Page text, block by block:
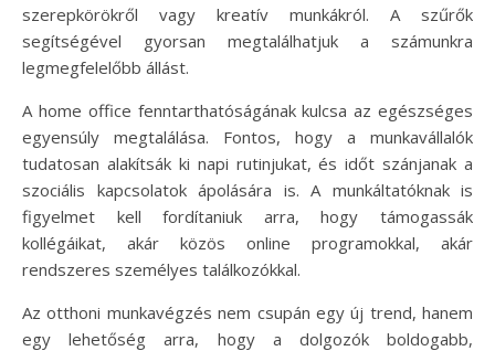
szerepkörökről vagy kreatív munkákról. A szűrők
segítségével gyorsan megtalálhatjuk a számunkra
legmegfelelőbb állást.
A home office fenntarthatóságának kulcsa az egészséges
egyensúly megtalálása. Fontos, hogy a munkavállalók
tudatosan alakítsák ki napi rutinjukat, és időt szánjanak a
szociális kapcsolatok ápolására is. A munkáltatóknak is
figyelmet kell fordítaniuk arra, hogy támogassák
kollégáikat, akár közös online programokkal, akár
rendszeres személyes találkozókkal.
Az otthoni munkavégzés nem csupán egy új trend, hanem
egy lehetőség arra, hogy a dolgozók boldogabb,